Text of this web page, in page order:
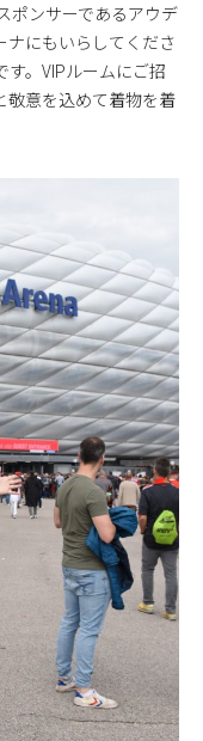
ポンサーであるアウデ
ナにもいらしてくださ
。VIPルームにご招
敬意を込めて着物を着